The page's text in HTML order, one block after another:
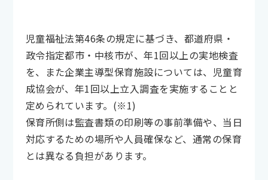
児童福祉法第46条の規定に基づき、都道府県・
政令指定都市・中核市が、年1回以上の実地検査
を、また企業主導型保育施設については、児童育
成協会が、年1回以上立入調査を実施することと
定められています。(※1)
保育所側は監査書類の印刷等の事前準備や、当日
対応するための場所や人員確保など、通常の保育
とは異なる負担があります。